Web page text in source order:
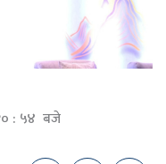
: ५४ बजे